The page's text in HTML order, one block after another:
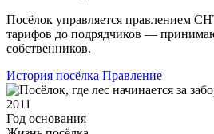
Посёлок управляется правлением
тарифов до подрядчиков —
собственников.
История посёлка Правление
2011
Год основания